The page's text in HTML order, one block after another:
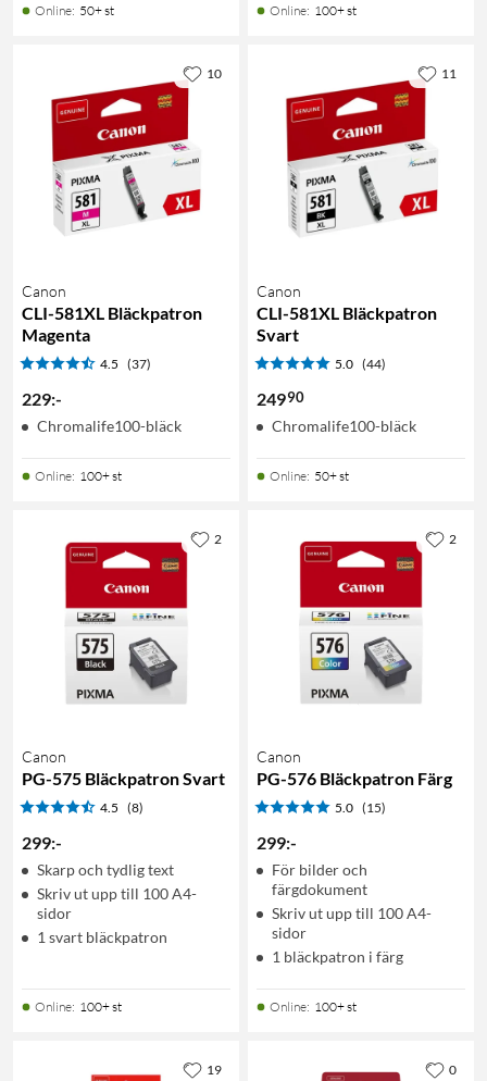
Online: 50+ st Online: 100+ st
Canon
CLI-581XL Bläckpatron
Magenta
4.5 (37)
229:-
Chromalife100-bläck
Online: 100+ st
10
Canon
CLI-581XL Bläckpatron
Svart
5.0 (44)
24990
Chromalife100-bläck
Online: 50+ st
11
Canon
PG-575 Bläckpatron Svart
4.5 (8)
299:-
Skarp och tydlig text
Skriv ut upp till 100 A4-
sidor
1 svart bläckpatron
Online: 100+ st
2
Canon
PG-576 Bläckpatron Färg
5.0 (15)
299:-
För bilder och
färgdokument
Skriv ut upp till 100 A4-
sidor
1 bläckpatron i färg
Online: 100+ st
2
19 0